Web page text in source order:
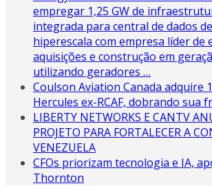
empregar 1,25 GW de
integrada para central de dados
hiperescala com empresa líder de
aquisições e construção em
utilizando geradores …
Coulson Aviation Canada adquire
Hercules ex-RCAF, dobrando sua
LIBERTY NETWORKS E CANTV
PROJETO PARA FORTALECER A
VENEZUELA
CFOs priorizam tecnologia e IA,
Thornton